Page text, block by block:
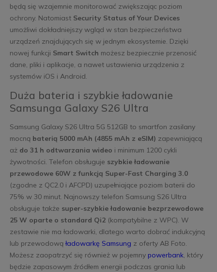
będą się wzajemnie monitorować zwiększając poziom
ochrony. Natomiast Security Status of Your Devices
umożliwi dokładniejszy wgląd w stan bezpieczeństwa
urządzeń znajdujących się w jednym ekosystemie. Dzięki
nowej funkcji Smart Switch możesz bezpiecznie przenosić
dane, pliki i aplikacje, a nawet ustawienia urządzenia z
systemów iOS i Android.
Duża bateria i szybkie ładowanie
Samsunga Galaxy S26 Ultra
Samsung Galaxy S26 Ultra 5G 512GB to smartfon zasilany
mocną baterią 5000 mAh (4855 mAh z eSIM) zapewniającą
aż do 31 h odtwarzania wideo i minimum 1200 cykli
żywotności. Telefon obsługuje szybkie ładowanie
przewodowe 60W z funkcją Super-Fast Charging 3.0
(zgodne z QC2.0 i AFCPD) uzupełniające poziom baterii do
75% w 30 minut. Najnowszy telefon Samsung S26 Ultra
obsługuje także super-szybkie ładowanie bezprzewodowe
25 W oparte o standard Qi2(kompatybilne z WPC). W
zestawie nie ma ładowarki, dlatego warto dobrać indukcyjną
lub przewodową ładowarkę Samsung z oferty AB Foto.
Możesz zaopatrzyć się również w pojemny powerbank, który
będzie zapasowym źródłem energii podczas grania lub